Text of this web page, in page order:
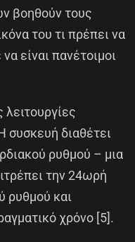
βοηθούν τους
του τι πρέπει να
είναι πανέτοιμοι
συσκευή διαθέτει
ρυθμού – μια
την 24ωρή
ρυθμού και
χρόνο [5].